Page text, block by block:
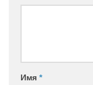
Имя *